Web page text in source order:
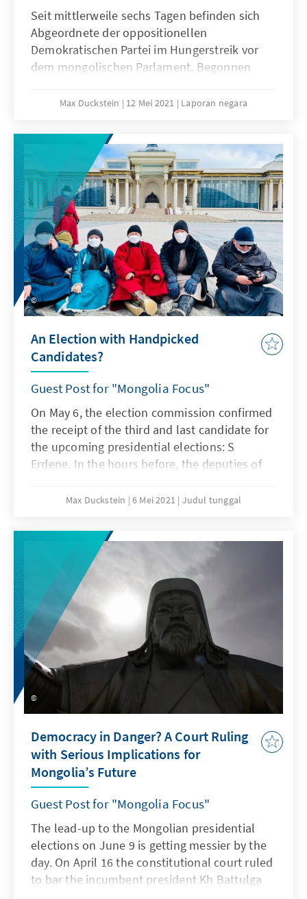
Seit mittlerweile sechs Tagen befinden sich
Abgeordnete der oppositionellen
Demokratischen Partei im Hungerstreik vor
dem mongolischen Parlament. Begonnen
Nationale Wahlkommission in der Nacht zum
Kandidaten für die kommenden
Präsidentschaftswahlen bestätigte: S. Erdene.
In den Stunden zuvor beschworen die DP-
Abgeordneten die Kommission, die
Unterlagen des ehemaligen Vorsitzenden
nicht anzunehmen. Der sich nun zuspitzende
Konflikt zeichnet sich bereits seit Monaten ab
und bedroht nicht nur die größte
Oppositionspartei der Mongolei, sondern
auch die Glaubwürdigkeit der mongolischen
Demokratie insgesamt.
Max Duckstein 12 Mei 2021 Laporan negara
An Election with Handpicked
Candidates?
Guest Post for "Mongolia Focus"
On May 6, the election commission confirmed
the receipt of the third and last candidate for
the upcoming presidential elections: S
Erdene. In the hours before, the deputies of
accept his documents, resorting even to
central Sukhbataar Square. The now
culminating conflict is already swelling for
months and not only threatens Mongolia’s
biggest opposition party but also the
credibility of its election system.
Max Duckstein 6 Mei 2021 Judul tunggal
Democracy in Danger? A Court Ruling
with Serious Implications for
Mongolia’s Future
Guest Post for "Mongolia Focus"
The lead-up to the Mongolian presidential
elections on June 9 is getting messier by the
day. On April 16 the constitutional court ruled
to bar the incumbent president Kh Battulga